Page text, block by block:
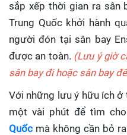
sắp xếp thời gian ra sân
Trung Quốc khởi hành
người đón tại sân bay
được an toàn. (Lưu ý giờ
sân bay đi hoặc sân bay
Với những lưu ý hữu ích ở
một vài phút để tìm
Quốc mà không cần bỏ